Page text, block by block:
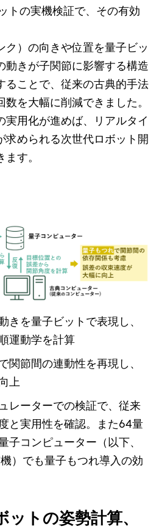
トの実機検証で、その有効
ク）の向きや位置を量子ビッ
動きが子関節に影響する構造
ることで、従来の古典的手法
を大幅に削減できました。
実用化が進めば、リアルタイ
求められる次世代ロボット開
す。
きを量子ビットで表現し、
運動学を計算
関節間の連動性を再現し、
上
レーターでの検証で、従来
と実用性を確認。また64量
子コンピューター（以下、
）でも量子もつれ導入の効
トの姿勢計算、